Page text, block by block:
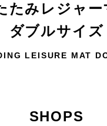
たみレジャー
ダブルサイズ
LEISURE MAT
SHOPS